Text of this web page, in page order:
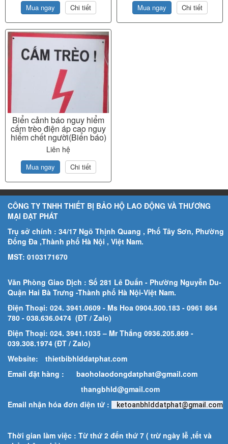
Mua ngay Chi tiết Mua ngay Chi tiết
Biển cảnh báo nguy hiểm
cấm trèo điện áp cao nguy
hiểm chết người(Biển báo)
Liên hệ
Mua ngay Chi tiết
CÔNG TY TNHH THIẾT BỊ BẢO HỘ LAO ĐỘNG VÀ THƯƠNG
MẠI ĐẠT PHÁT
Trụ sở chính : 34/17 Ngõ Thịnh Quang , Phố Tây Sơn, Phường
Đống Đa ,Thành phố Hà Nội , Việt Nam.
MST: 0103171670
Văn Phòng Giao Dịch : Số 281 Lê Duẩn - Phường Nguyễn Du-
Quận Hai Bà Trưng -Thành phố Hà Nội-Việt Nam.
Điện Thoại: 024. 3941.0609 - Ms Hoa 0904.500.183 - 0961 864
780 - 038.636.0474 (ĐT / Zalo)
Điện Thoại: 024. 3941.1035 – Mr Thắng 0936.205.869 -
039.308.1974 (ĐT / Zalo)
Website:
thietbibhlddatphat.com
Email đặt hàng : baoholaodongdatphat@gmail.com
thangbhld@gmail.com
Email nhận hóa đơn điện tử :
ketoanbhlddatphat@gmail.com
Thời gian làm việc : Từ thứ 2 đến thứ 7 ( trừ ngày lễ ,tết và